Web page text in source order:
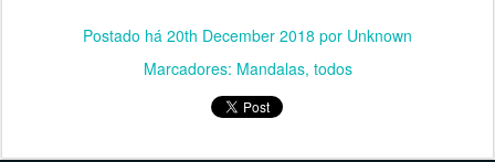
Postado há 20th December 2018 por Unknown
Marcadores: Mandalas todos